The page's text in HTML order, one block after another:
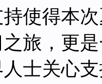
使得本
旅，更
士关心